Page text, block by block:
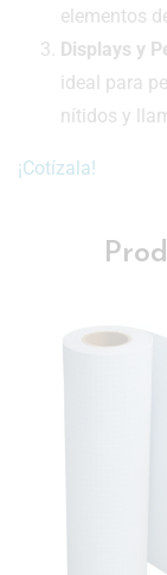
elementos
Displays y
ideal para
nítidos y
¡Cotízala!